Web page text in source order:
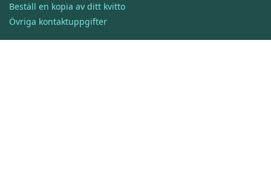
Beställ en kopia av ditt kvitto
Övriga kontaktuppgifter